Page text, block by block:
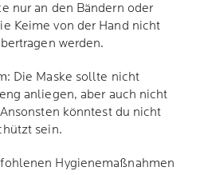
nur an den Bändern oder
Keime von der Hand nicht
werden.
Die Maske sollte nicht
anliegen, aber auch nicht
könntest du nicht
sein.
Hygienemaßnahmen